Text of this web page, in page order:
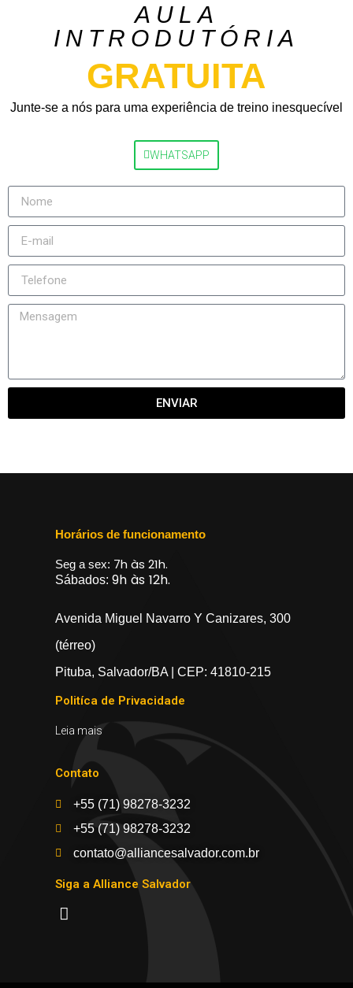
AULA
INTRODUTÓRIA
GRATUITA
Junte-se a nós para uma experiência de treino inesquecível
WHATSAPP
ENVIAR
Horários de funcionamento
Seg a sex: 7h às 21h.
Sábados: 9h às 12h.
Avenida Miguel Navarro Y Canizares, 300
(térreo)
Pituba, Salvador/BA | CEP: 41810-215
Politíca de Privacidade
Leia mais
Contato
+55 (71) 98278-3232
+55 (71) 98278-3232
contato@alliancesalvador.com.br
Siga a Alliance Salvador